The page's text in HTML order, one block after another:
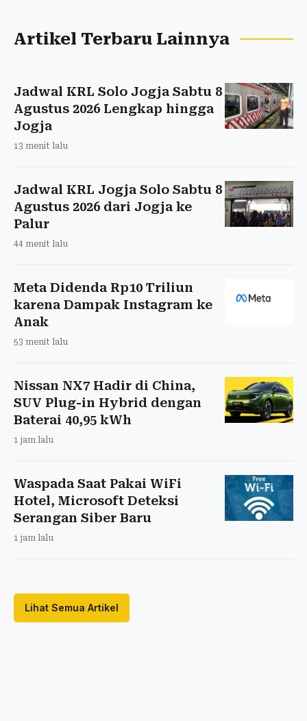
Artikel Terbaru Lainnya
Jadwal KRL Solo Jogja Sabtu 8
Agustus 2026 Lengkap hingga
Jogja
13 menit lalu
Jadwal KRL Jogja Solo Sabtu 8
Agustus 2026 dari Jogja ke
Palur
44 menit lalu
Meta Didenda Rp10 Triliun
karena Dampak Instagram ke
Anak
53 menit lalu
Nissan NX7 Hadir di China,
SUV Plug-in Hybrid dengan
Baterai 40,95 kWh
1 jam lalu
Waspada Saat Pakai WiFi
Hotel, Microsoft Deteksi
Serangan Siber Baru
1 jam lalu
Lihat Semua Artikel